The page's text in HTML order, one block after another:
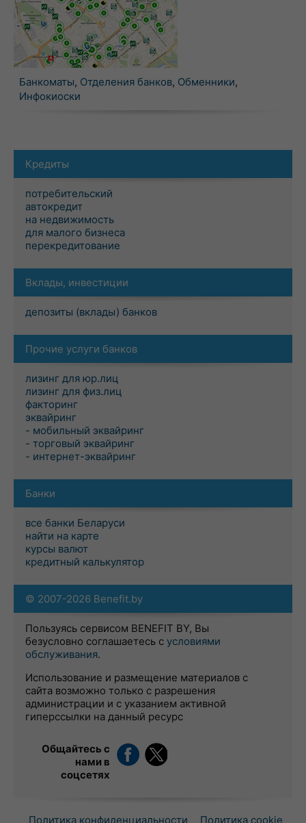
Банкоматы, Отделения банков, Обменники,
Инфокиоски
Кредиты
потребительский
автокредит
на недвижимость
для малого бизнеса
перекредитование
Вклады, инвестиции
депозиты (вклады) банков
Прочие услуги банков
лизинг для юр.лиц
лизинг для физ.лиц
факторинг
эквайринг
- мобильный эквайринг
- торговый эквайринг
- интернет-эквайринг
Банки
все банки Беларуси
найти на карте
курсы валют
кредитный калькулятор
© 2007-2026 Benefit.by
Пользуясь сервисом BENEFIT BY, Вы
безусловно соглашаетесь с условиями
обслуживания.
Использование и размещение материалов с
сайта возможно только с разрешения
администрации и с указанием активной
гиперссылки на данный ресурс
Общайтесь с
нами в
соцсетях
Политика конфиденциальности Политика cookie